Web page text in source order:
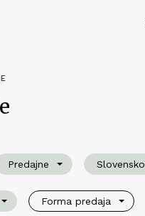
Predajne Slovensko
Forma predaja